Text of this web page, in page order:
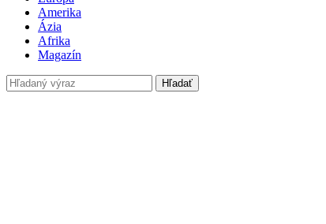
Amerika
Ázia
Afrika
Magazín
Hľadať